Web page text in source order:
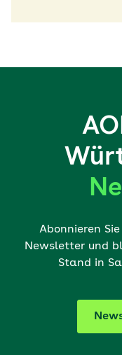
Abonnieren
Newsletter und
Stand in